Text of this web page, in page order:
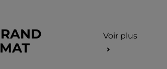
Voir plus